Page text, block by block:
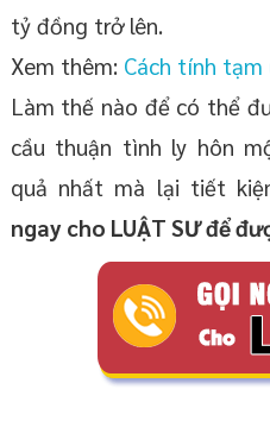
tỷ đồng trở lên.
Xem thêm: Cách tính tạm
Làm thế nào để có thể
cầu thuận tình ly hôn
quả nhất mà lại tiết
ngay cho LUẬT SƯ để